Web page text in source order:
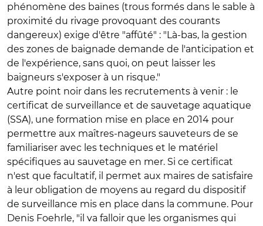
phénomène des baïnes (trous formés dans le sable à
proximité du rivage provoquant des courants
dangereux) exige d'être "affûté" : "Là-bas, la gestion
des zones de baignade demande de l'anticipation et
de l'expérience, sans quoi, on peut laisser les
baigneurs s'exposer à un risque."
Autre point noir dans les recrutements à venir : le
certificat de surveillance et de sauvetage aquatique
(SSA), une formation mise en place en 2014 pour
permettre aux maîtres-nageurs sauveteurs de se
familiariser avec les techniques et le matériel
spécifiques au sauvetage en mer. Si ce certificat
n'est que facultatif, il permet aux maires de satisfaire
à leur obligation de moyens au regard du dispositif
de surveillance mis en place dans la commune. Pour
Denis Foehrle, "il va falloir que les organismes qui